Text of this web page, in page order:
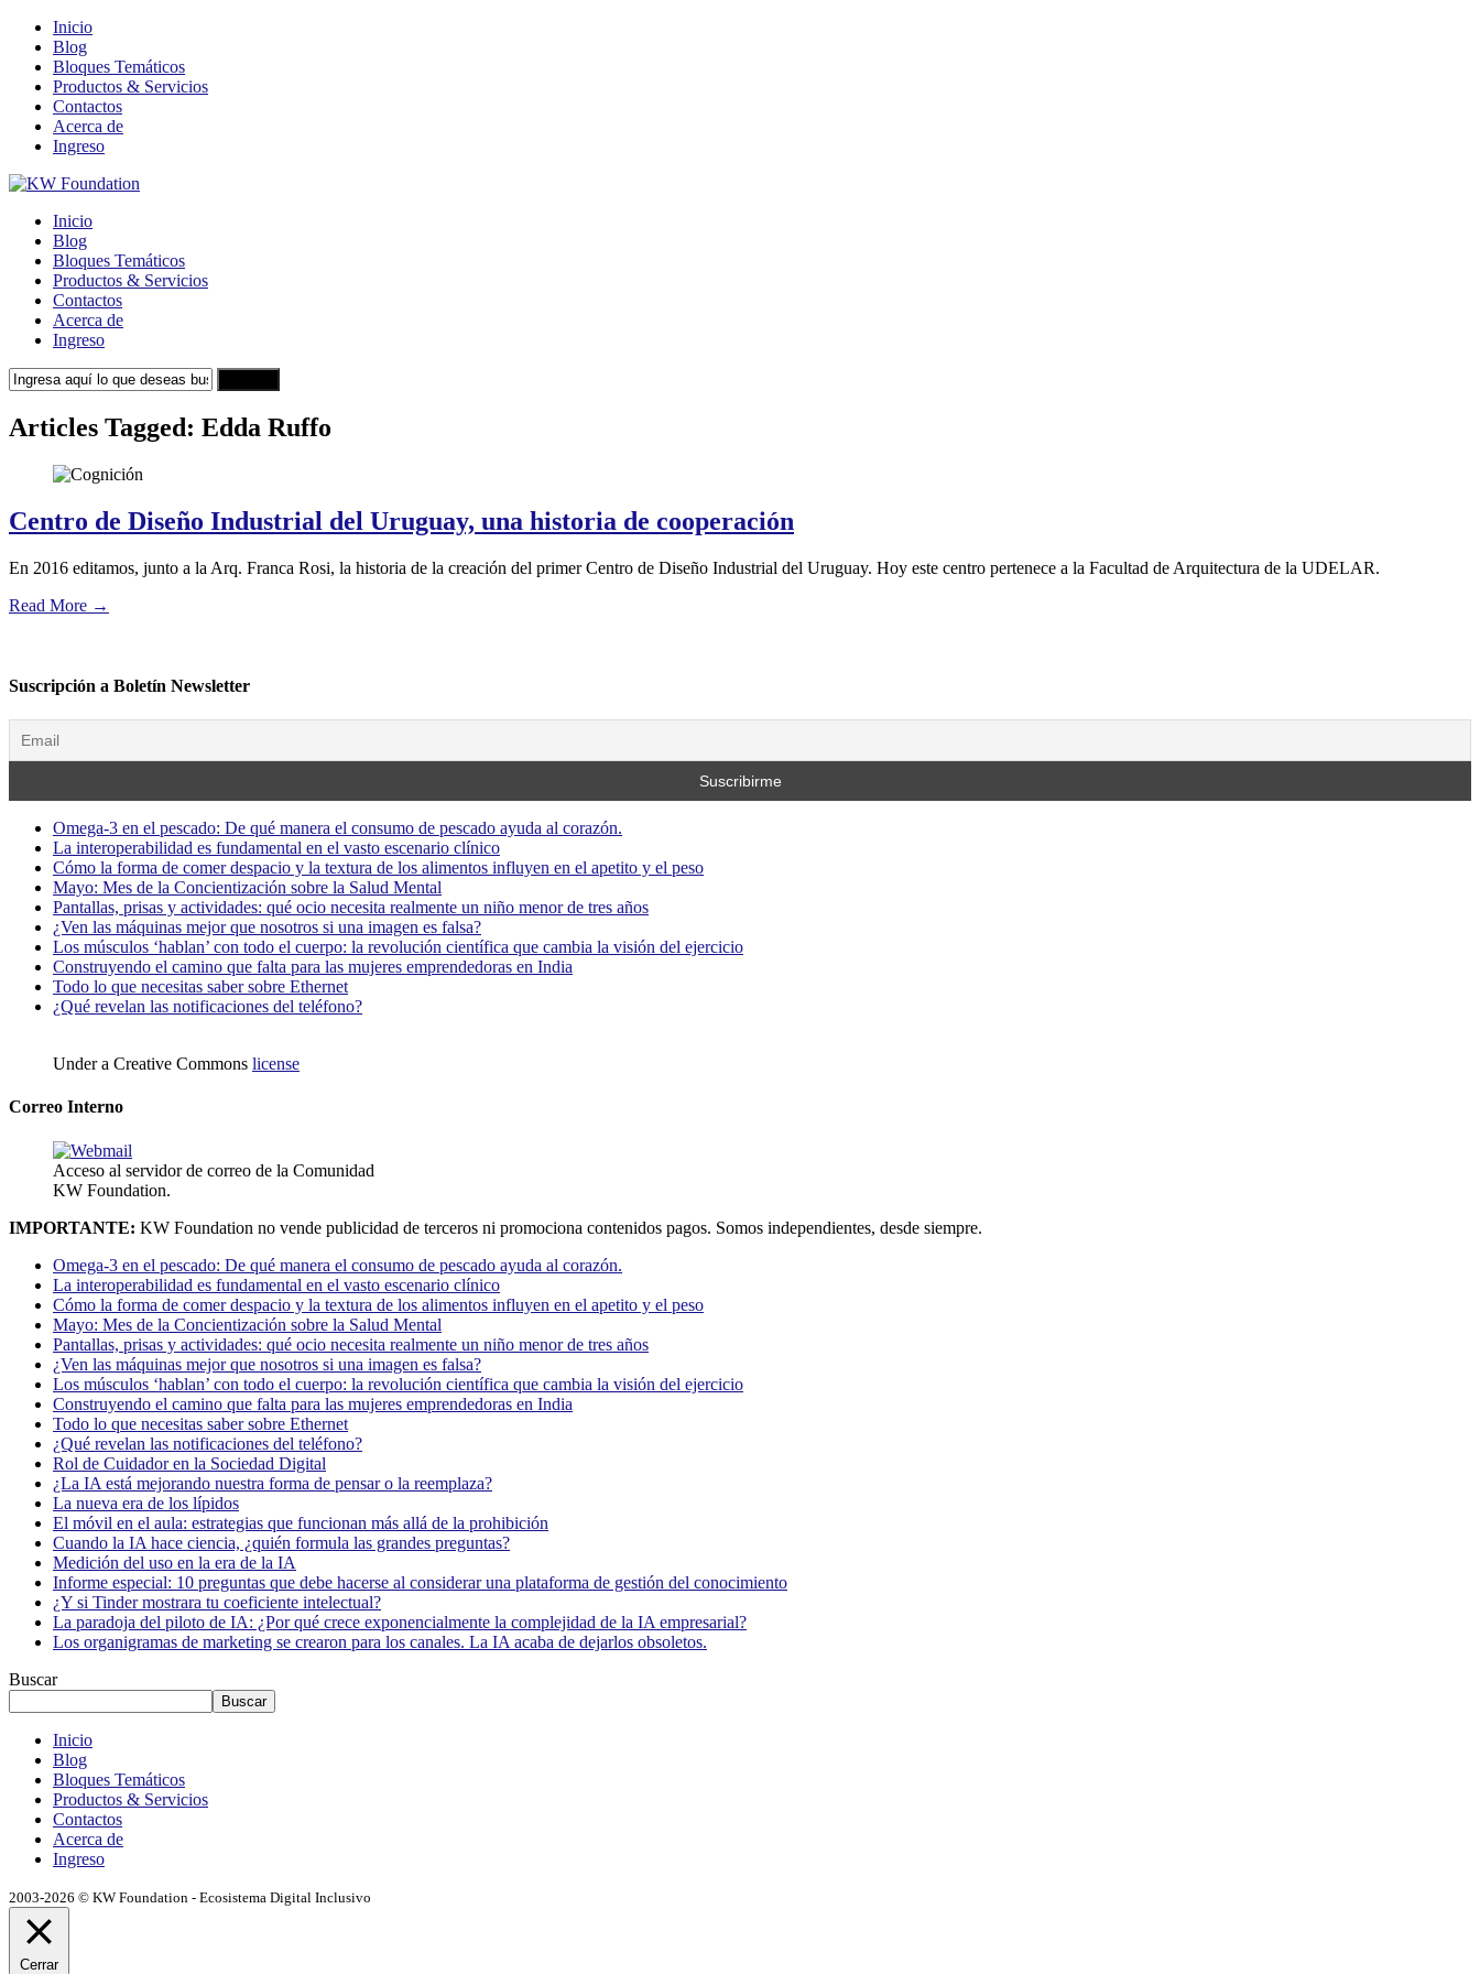
Inicio
Blog
Bloques Temáticos
Productos & Servicios
Contactos
Acerca de
Ingreso
Inicio
Blog
Bloques Temáticos
Productos & Servicios
Contactos
Acerca de
Ingreso
Articles Tagged: Edda Ruffo
Centro de Diseño Industrial del Uruguay, una historia de cooperación
En 2016 editamos, junto a la Arq. Franca Rosi, la historia de la creación del primer Centro de Diseño Industrial del Uruguay. Hoy este centro pertenece a la Facultad de Arquitectura de la UDELAR.
Read More →
Suscripción a Boletín Newsletter
Omega-3 en el pescado: De qué manera el consumo de pescado ayuda al corazón.
La interoperabilidad es fundamental en el vasto escenario clínico
Cómo la forma de comer despacio y la textura de los alimentos influyen en el apetito y el peso
Mayo: Mes de la Concientización sobre la Salud Mental
Pantallas, prisas y actividades: qué ocio necesita realmente un niño menor de tres años
¿Ven las máquinas mejor que nosotros si una imagen es falsa?
Los músculos ‘hablan’ con todo el cuerpo: la revolución científica que cambia la visión del ejercicio
Construyendo el camino que falta para las mujeres emprendedoras en India
Todo lo que necesitas saber sobre Ethernet
¿Qué revelan las notificaciones del teléfono?
Under a Creative Commons license
Correo Interno
Acceso al servidor de correo de la Comunidad
KW Foundation.
IMPORTANTE: KW Foundation no vende publicidad de terceros ni promociona contenidos pagos. Somos independientes, desde siempre.
Omega-3 en el pescado: De qué manera el consumo de pescado ayuda al corazón.
La interoperabilidad es fundamental en el vasto escenario clínico
Cómo la forma de comer despacio y la textura de los alimentos influyen en el apetito y el peso
Mayo: Mes de la Concientización sobre la Salud Mental
Pantallas, prisas y actividades: qué ocio necesita realmente un niño menor de tres años
¿Ven las máquinas mejor que nosotros si una imagen es falsa?
Los músculos ‘hablan’ con todo el cuerpo: la revolución científica que cambia la visión del ejercicio
Construyendo el camino que falta para las mujeres emprendedoras en India
Todo lo que necesitas saber sobre Ethernet
¿Qué revelan las notificaciones del teléfono?
Rol de Cuidador en la Sociedad Digital
¿La IA está mejorando nuestra forma de pensar o la reemplaza?
La nueva era de los lípidos
El móvil en el aula: estrategias que funcionan más allá de la prohibición
Cuando la IA hace ciencia, ¿quién formula las grandes preguntas?
Medición del uso en la era de la IA
Informe especial: 10 preguntas que debe hacerse al considerar una plataforma de gestión del conocimiento
¿Y si Tinder mostrara tu coeficiente intelectual?
La paradoja del piloto de IA: ¿Por qué crece exponencialmente la complejidad de la IA empresarial?
Los organigramas de marketing se crearon para los canales. La IA acaba de dejarlos obsoletos.
Buscar
Buscar
Inicio
Blog
Bloques Temáticos
Productos & Servicios
Contactos
Acerca de
Ingreso
2003-2026 © KW Foundation - Ecosistema Digital Inclusivo
Cerrar